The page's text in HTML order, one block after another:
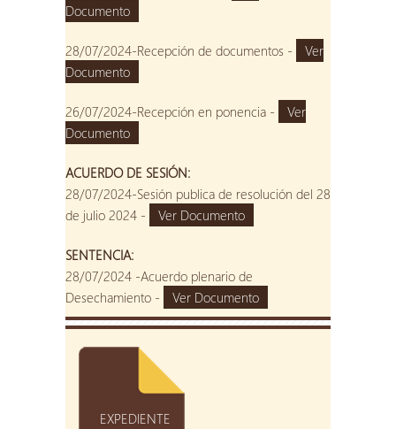
Documento
28/07/2024-Recepción de documentos -
Ver
Documento
26/07/2024-Recepción en ponencia -
Ver
Documento
ACUERDO DE SESIÓN:
28/07/2024-Sesión publica de resolución del 28
de julio 2024 -
Ver Documento
SENTENCIA:
28/07/2024 -Acuerdo plenario de
Desechamiento -
Ver Documento
EXPEDIENTE